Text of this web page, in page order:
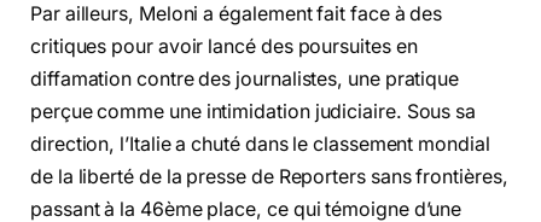
Par ailleurs, Meloni a également fait face à des
critiques pour avoir lancé des poursuites en
diffamation contre des journalistes, une pratique
perçue comme une intimidation judiciaire. Sous sa
direction, l’Italie a chuté dans le classement mondial
de la liberté de la presse de Reporters sans frontières,
passant à la 46ème place, ce qui témoigne d’une